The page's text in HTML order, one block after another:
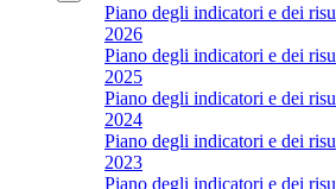
Piano degli indicatori e dei
2026
Piano degli indicatori e dei
2025
Piano degli indicatori e dei
2024
Piano degli indicatori e dei
2023
Piano degli indicatori e dei